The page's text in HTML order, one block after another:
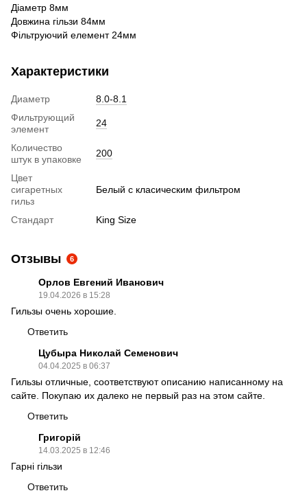
Діаметр 8мм
Довжина гільзи 84мм
Фільтруючий елемент 24мм
Характеристики
Диаметр
8.0-8.1
Фильтрующий
элемент
24
Количество
штук в упаковке
200
Цвет
сигаретных
гильз
Белый с класическим фильтром
Стандарт King Size
Отзывы 6
Орлов Евгений Иванович
19.04.2026 в 15:28
Гильзы очень хорошие.
Ответить
Цубыра Николай Семенович
04.04.2025 в 06:37
Гильзы отличные, соответствуют описанию написанному на
сайте. Покупаю их далеко не первый раз на этом сайте.
Ответить
Григорій
14.03.2025 в 12:46
Гарні гільзи
Ответить